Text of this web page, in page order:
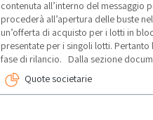
contenuta all’interno del messaggio
procederà all’apertura delle buste
un’offerta di acquisto per i lotti in
presentate per i singoli lotti.
fase di rilancio. Dalla sezione
Quote societarie